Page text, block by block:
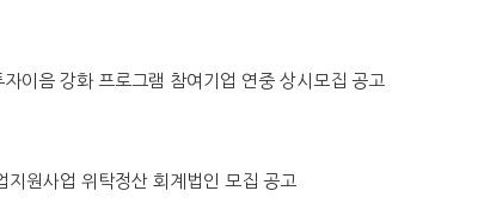
이음 강화 프로그램 참여기업 연중 상시모집 공고
원사업 위탁정산 회계법인 모집 공고